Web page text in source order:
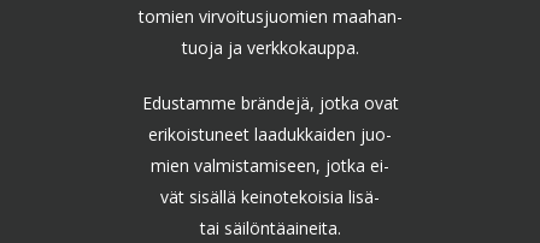
tomien virvoitusjuomien maahan-
tuoja ja verkkokauppa.
Edustamme brändejä, jotka ovat
erikoistuneet laadukkaiden juo-
mien valmistamiseen, jotka ei-
vät sisällä keinotekoisia lisä-
tai säilöntäaineita.